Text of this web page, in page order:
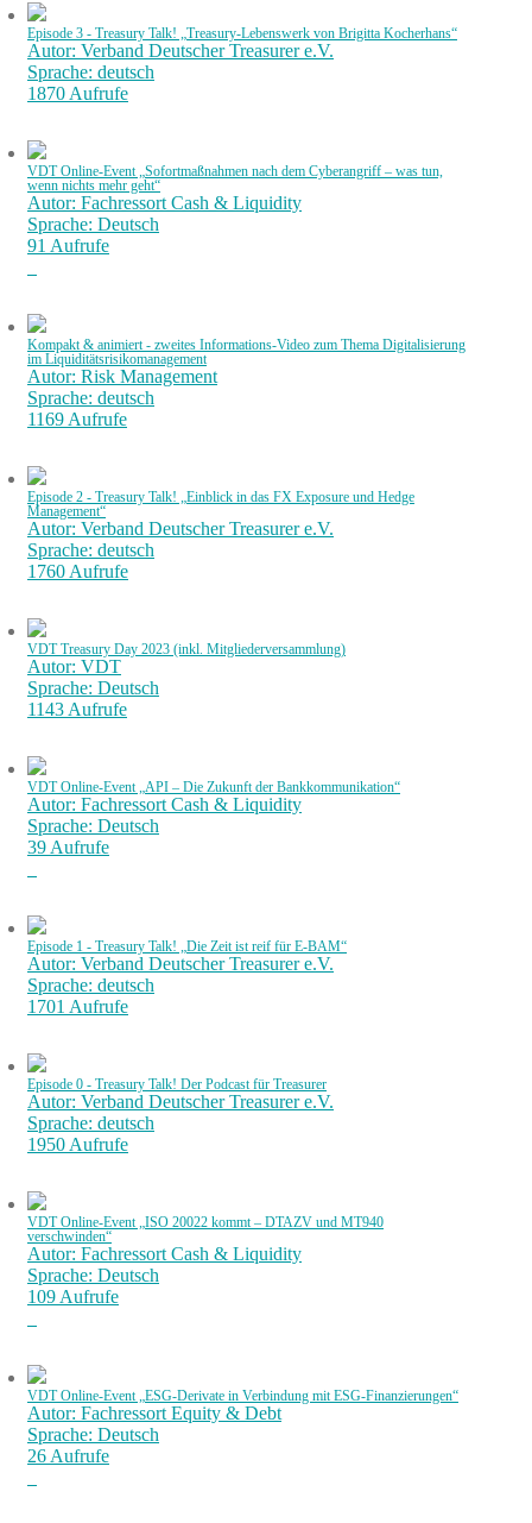
Episode 3 - Treasury Talk! „Treasury-Lebenswerk von Brigitta Kocherhans“
Autor: Verband Deutscher Treasurer e.V.
Sprache: deutsch
1870 Aufrufe
VDT Online-Event „Sofortmaßnahmen nach dem Cyberangriff – was tun,
wenn nichts mehr geht“
Autor: Fachressort Cash & Liquidity
Sprache: Deutsch
91 Aufrufe
Kompakt & animiert - zweites Informations-Video zum Thema Digitalisierung
im Liquiditätsrisikomanagement
Autor: Risk Management
Sprache: deutsch
1169 Aufrufe
Episode 2 - Treasury Talk! „Einblick in das FX Exposure und Hedge
Management“
Autor: Verband Deutscher Treasurer e.V.
Sprache: deutsch
1760 Aufrufe
VDT Treasury Day 2023 (inkl. Mitgliederversammlung)
Autor: VDT
Sprache: Deutsch
1143 Aufrufe
VDT Online-Event „API – Die Zukunft der Bankkommunikation“
Autor: Fachressort Cash & Liquidity
Sprache: Deutsch
39 Aufrufe
Episode 1 - Treasury Talk! „Die Zeit ist reif für E-BAM“
Autor: Verband Deutscher Treasurer e.V.
Sprache: deutsch
1701 Aufrufe
Episode 0 - Treasury Talk! Der Podcast für Treasurer
Autor: Verband Deutscher Treasurer e.V.
Sprache: deutsch
1950 Aufrufe
VDT Online-Event „ISO 20022 kommt – DTAZV und MT940
verschwinden“
Autor: Fachressort Cash & Liquidity
Sprache: Deutsch
109 Aufrufe
VDT Online-Event „ESG-Derivate in Verbindung mit ESG-Finanzierungen“
Autor: Fachressort Equity & Debt
Sprache: Deutsch
26 Aufrufe